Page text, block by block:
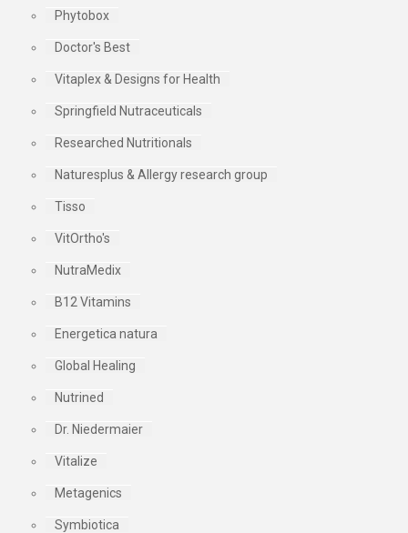
Phytobox
Doctor's Best
Vitaplex & Designs for Health
Springfield Nutraceuticals
Researched Nutritionals
Naturesplus & Allergy research group
Tisso
VitOrtho's
NutraMedix
B12 Vitamins
Energetica natura
Global Healing
Nutrined
Dr. Niedermaier
Vitalize
Metagenics
Symbiotica